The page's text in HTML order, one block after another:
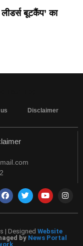
लीडर्स बूटकैंप’ का
Disclaimer
| Designed Website
by News Portal